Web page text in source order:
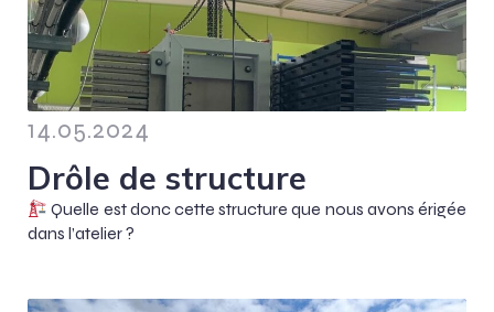
14.05.2024
Drôle de structure
Quelle est donc cette structure que nous avons érigée
dans l’atelier ?